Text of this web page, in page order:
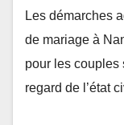
Les démarches
de mariage à
pour les couples
regard de l’état